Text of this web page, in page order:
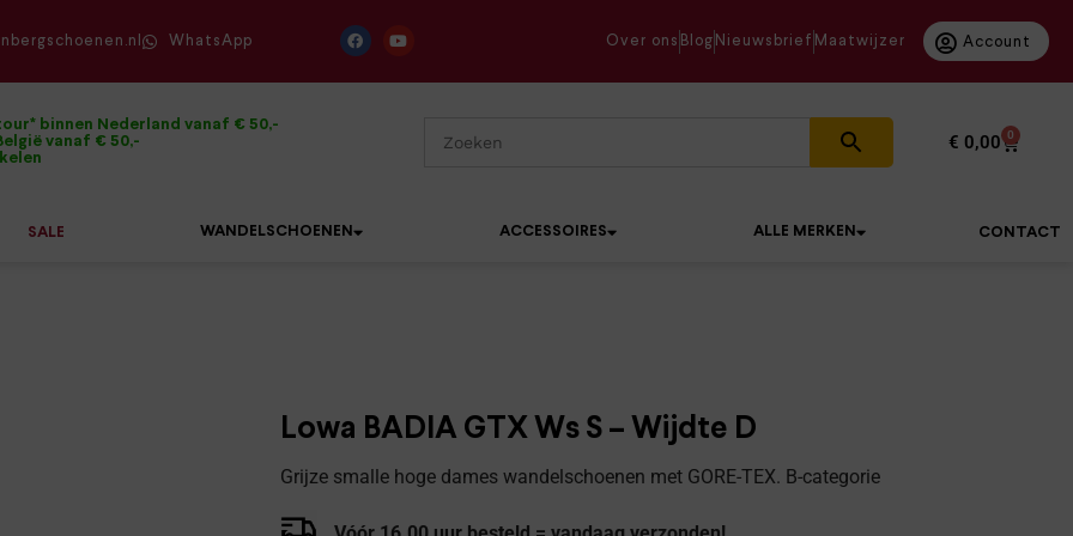
WhatsApp Over ons Blog Nieuwsbrief Maatwijzer Account
binnen Nederland vanaf € 50,-
vanaf € 50,-
€ 0,00 0
SALE WANDELSCHOENEN ACCESSOIRES ALLE MERKEN CONTACT
Lowa BADIA GTX Ws S – Wijdte D
Grijze smalle hoge dames wandelschoenen met GORE-TEX. B-categorie